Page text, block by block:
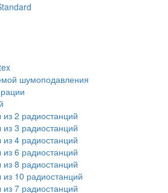
шумоподавления
2 радиостанций
3 радиостанций
4 радиостанций
6 радиостанций
8 радиостанций
10 радиостанций
7 радиостанций